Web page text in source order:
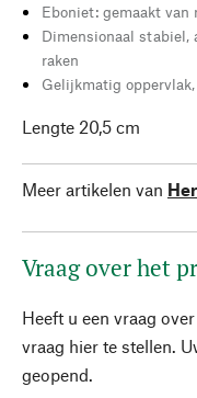
Eboniet: gemaakt van
Dimensionaal stabiel,
raken
Gelijkmatig
Lengte 20,5 cm
Meer artikelen van
Vraag over het
Heeft u een vraag
vraag hier te stellen.
geopend.